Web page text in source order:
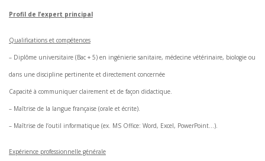
Profil de l’expert principal
Qualifications et compétences
– Diplôme universitaire (Bac + 5) en ingénierie sanitaire, médecine vétérinaire, biologie ou
dans une discipline pertinente et directement concernée
Capacité à communiquer clairement et de façon didactique.
– Maîtrise de la langue française (orale et écrite).
– Maîtrise de l’outil informatique (ex. MS Office: Word, Excel, PowerPoint…).
Expérience professionnelle générale